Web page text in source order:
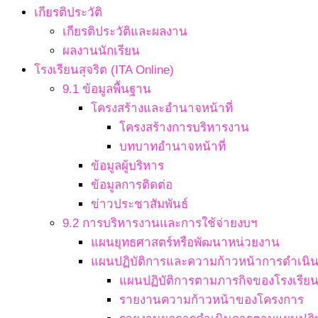
เกียรติประวัติ
เกียรติประวัติและผลงาน
ผลงานนักเรียน
โรงเรียนสุจริต (ITA Online)
9.1 ข้อมูลพื้นฐาน
โครงสร้างและอำนาจหน้าที่
โครงสร้างการบริหารงาน
บทบาทอำนาจหน้าที่
ข้อมูลผู้บริหาร
ข้อมูลการติดต่อ
ข่าวประชาสัมพันธ์
9.2 การบริหารงานและการใช้จ่ายงบฯ
แผนยุทธศาสตร์หรือพัฒนาหน่วยงาน
แผนปฏิบัติการและความก้าวหน้าการดำเนิ
แผนปฏิบัติการตามภารกิจของโรงเรียน
รายงานความก้าวหน้าของโครงการ